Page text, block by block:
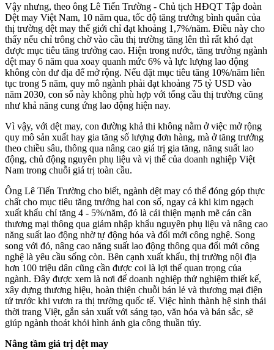
Vậy nhưng, theo ông Lê Tiến Trường - Chủ tịch HĐQT Tập đoàn
Dệt may Việt Nam, 10 năm qua, tốc độ tăng trưởng bình quân của
thị trường dệt may thế giới chỉ đạt khoảng 1,7%/năm. Điều này cho
thấy nếu chỉ trông chờ vào cầu thị trường tăng lên thì rất khó đạt
được mục tiêu tăng trưởng cao. Hiện trong nước, tăng trưởng ngành
dệt may 6 năm qua xoay quanh mức 6% và lực lượng lao động
không còn dư địa để mở rộng. Nếu đặt mục tiêu tăng 10%/năm liên
tục trong 5 năm, quy mô ngành phải đạt khoảng 75 tỷ USD vào
năm 2030, con số này không phù hợp với tổng cầu thị trường cũng
như khả năng cung ứng lao động hiện nay.
Vì vậy, với dệt may, con đường khả thi không nằm ở việc mở rộng
quy mô sản xuất hay gia tăng số lượng đơn hàng, mà ở tăng trưởng
theo chiều sâu, thông qua nâng cao giá trị gia tăng, năng suất lao
động, chủ động nguyên phụ liệu và vị thế của doanh nghiệp Việt
Nam trong chuỗi giá trị toàn cầu.
Ông Lê Tiến Trường cho biết, ngành dệt may có thể đóng góp thực
chất cho mục tiêu tăng trưởng hai con số, ngay cả khi kim ngạch
xuất khẩu chỉ tăng 4 - 5%/năm, đó là cải thiện mạnh mẽ cán cân
thương mại thông qua giảm nhập khẩu nguyên phụ liệu và nâng cao
năng suất lao động nhờ tự động hóa và đổi mới công nghệ. Song
song với đó, nâng cao năng suất lao động thông qua đổi mới công
nghệ là yêu cầu sống còn. Bên cạnh xuất khẩu, thị trường nội địa
hơn 100 triệu dân cũng cần được coi là lợi thế quan trọng của
ngành. Đây được xem là nơi để doanh nghiệp thử nghiệm thiết kế,
xây dựng thương hiệu, hoàn thiện chuỗi bán lẻ và thương mại điện
tử trước khi vươn ra thị trường quốc tế. Việc hình thành hệ sinh thái
thời trang Việt, gắn sản xuất với sáng tạo, văn hóa và bản sắc, sẽ
giúp ngành thoát khỏi hình ảnh gia công thuần túy.
Nâng tầm giá trị dệt may